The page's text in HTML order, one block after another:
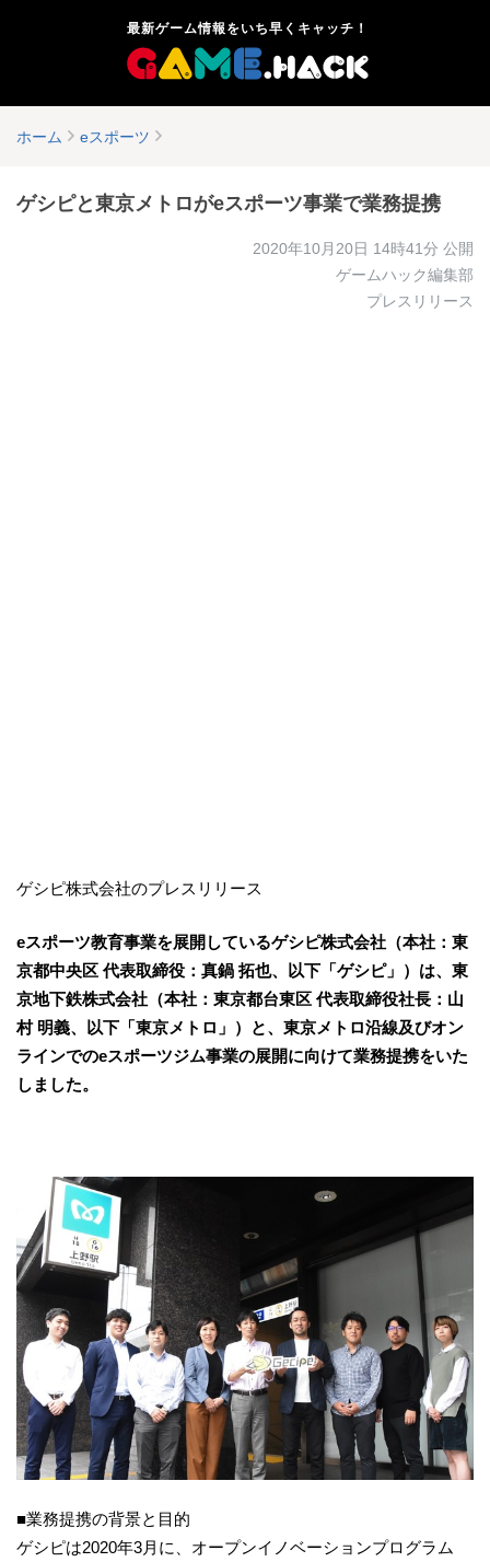
最新ゲーム情報をいち早くキャッチ！
ホーム eスポーツ
ゲシピと東京メトロがeスポーツ事業で業務提携
2020年10月20日 14時41分 公開
ゲームハック編集部
プレスリリース
ゲシピ株式会社のプレスリリース
eスポーツ教育事業を展開しているゲシピ株式会社（本社：東
京都中央区 代表取締役：真鍋 拓也、以下「ゲシピ」）は、東
京地下鉄株式会社（本社：東京都台東区 代表取締役社長：山
村 明義、以下「東京メトロ」）と、東京メトロ沿線及びオン
ラインでのeスポーツジム事業の展開に向けて業務提携をいた
しました。
■業務提携の背景と目的
ゲシピは2020年3月に、オープンイノベーションプログラム